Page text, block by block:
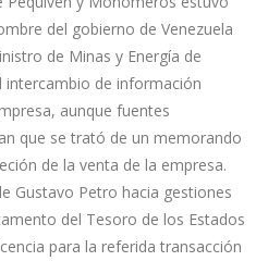
del gobierno de Venezuela
de Minas y Energía de
intercambio de información
aunque fuentes
que se trató de un memorando
de la venta de la empresa.
Gustavo Petro hacia gestiones
del Tesoro de los Estados
para la referida transacción